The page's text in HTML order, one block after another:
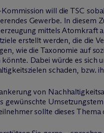
will die TSC
Gewerbe. In diesem
mittels Atomkraft
erstellt werden, die die
wie die Taxonomie auf
Dabei würde es sich
schaden, bzw.
von
gewünschte
sollte dieses